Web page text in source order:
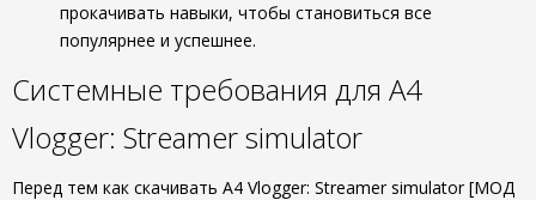
прокачивать навыки, чтобы становиться все
популярнее и успешнее.
Системные требования для A4
Vlogger: Streamer simulator
Перед тем как скачивать A4 Vlogger: Streamer simulator [МОД